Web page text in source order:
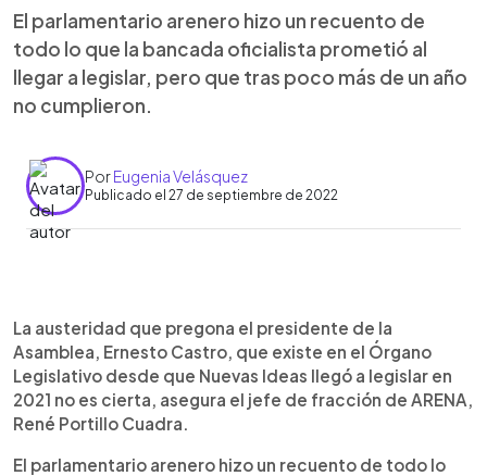
El parlamentario arenero hizo un recuento de
todo lo que la bancada oficialista prometió al
llegar a legislar, pero que tras poco más de un año
no cumplieron.
PorEugenia Velásquez
Publicado el 27 de septiembre de 2022
Escuchar artículo
La austeridad que pregona el presidente de la
Asamblea, Ernesto Castro, que existe en el Órgano
Legislativo desde que Nuevas Ideas llegó a legislar en
2021 no es cierta, asegura el jefe de fracción de ARENA,
René Portillo Cuadra.
El parlamentario arenero hizo un recuento de todo lo